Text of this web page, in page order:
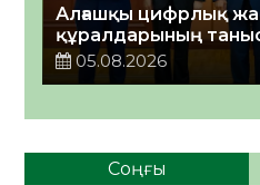
Алғашқы цифрлық
құралдарының
05.08.2026
Соңғы